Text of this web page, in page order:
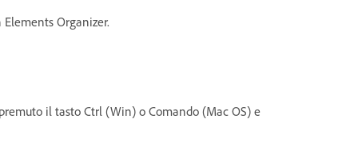
Organizer.
il tasto Ctrl (Win) o Comando (Mac OS) e